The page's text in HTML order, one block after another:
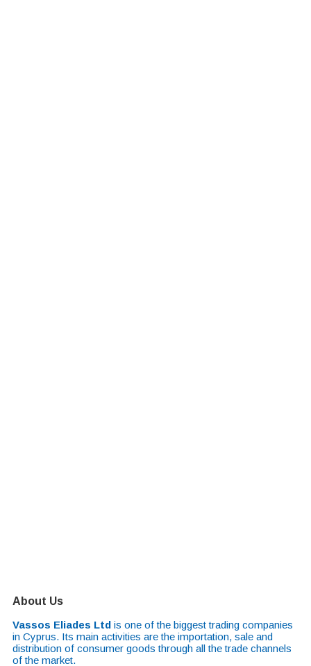
About Us
Vassos Eliades Ltd is one of the biggest trading companies
in Cyprus. Its main activities are the importation, sale and
distribution of consumer goods through all the trade channels
of the market.